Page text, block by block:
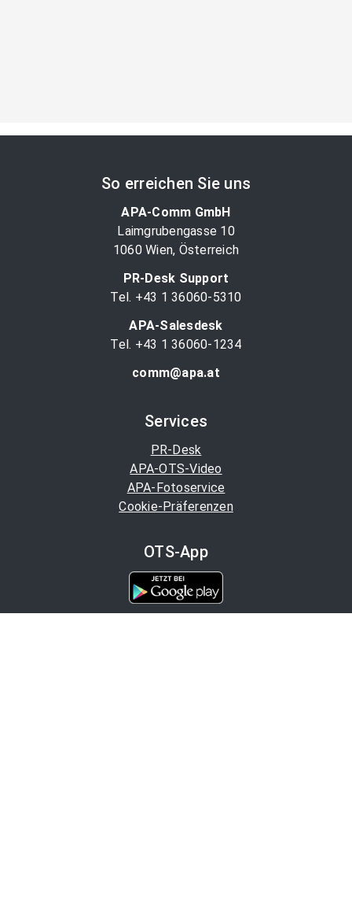
So erreichen Sie uns
APA-Comm GmbH
Laimgrubengasse 10
1060 Wien, Österreich
PR-Desk Support
Tel. +43 1 36060-5310
APA-Salesdesk
Tel. +43 1 36060-1234
comm@apa.at
Services
PR-Desk
APA-OTS-Video
APA-Fotoservice
Cookie-Präferenzen
OTS-App